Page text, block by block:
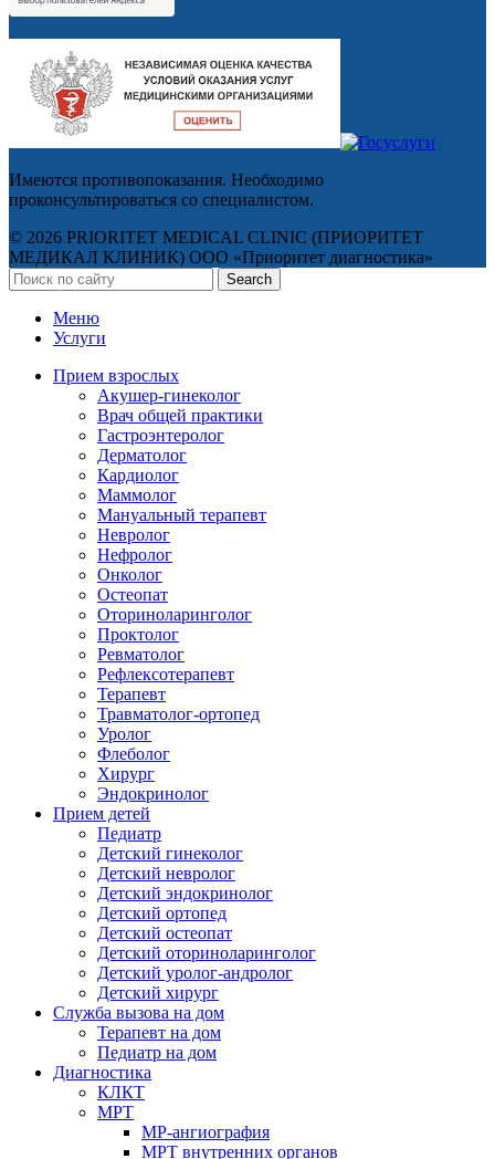
Имеются противопоказания. Необходимо
проконсультироваться со специалистом.
© 2026 PRIORITET MEDICAL CLINIC (ПРИОРИТЕТ
МЕДИКАЛ КЛИНИК) ООО «Приоритет диагностика»
Search
Меню
Услуги
Прием взрослых
Акушер-гинеколог
Врач общей практики
Гастроэнтеролог
Дерматолог
Кардиолог
Маммолог
Мануальный терапевт
Невролог
Нефролог
Онколог
Остеопат
Оториноларинголог
Проктолог
Ревматолог
Рефлексотерапевт
Терапевт
Травматолог-ортопед
Уролог
Флеболог
Хирург
Эндокринолог
Прием детей
Педиатр
Детский гинеколог
Детский невролог
Детский эндокринолог
Детский ортопед
Детский остеопат
Детский оториноларинголог
Детский уролог-андролог
Детский хирург
Служба вызова на дом
Терапевт на дом
Педиатр на дом
Диагностика
КЛКТ
МРТ
МР-ангиография
МРТ внутренних органов